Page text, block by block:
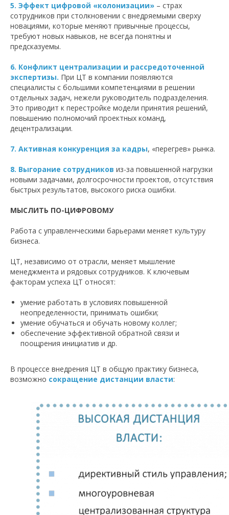
5. Эффект цифровой «колонизации» – страх
сотрудников при столкновении с внедряемыми сверху
новациями, которые меняют привычные процессы,
требуют новых навыков, не всегда понятны и
предсказуемы.
6. Конфликт централизации и рассредоточенной
экспертизы. При ЦТ в компании появляются
специалисты с большими компетенциями в решении
отдельных задач, нежели руководитель подразделения.
Это приводит к перестройке модели принятия решений,
повышению полномочий проектных команд,
децентрализации.
7. Активная конкуренция за кадры, «перегрев» рынка.
8. Выгорание сотрудников из-за повышенной нагрузки
новыми задачами, долгосрочности проектов, отсутствия
быстрых результатов, высокого риска ошибки.
МЫСЛИТЬ ПО-ЦИФРОВОМУ
Работа с управленческими барьерами меняет культуру
бизнеса.
ЦТ, независимо от отрасли, меняет мышление
менеджмента и рядовых сотрудников. К ключевым
факторам успеха ЦТ относят:
умение работать в условиях повышенной
неопределенности, принимать ошибки;
умение обучаться и обучать новому коллег;
обеспечение эффективной обратной связи и
поощрения инициатив и др.
В процессе внедрения ЦТ в общую практику бизнеса,
возможно сокращение дистанции власти: